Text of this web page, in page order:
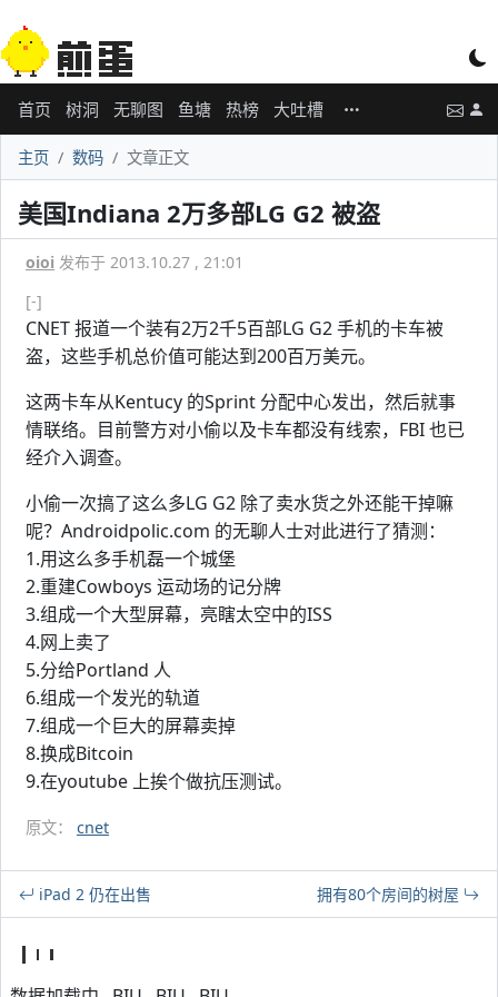
首页 树洞 无聊图 鱼塘 热榜 大吐槽
主页 数码 文章正文
美国Indiana 2万多部LG G2 被盗
oioi 发布于 2013.10.27 , 21:01
[-]
CNET 报道一个装有2万2千5百部LG G2 手机的卡车被
盗，这些手机总价值可能达到200百万美元。
这两卡车从Kentucy 的Sprint 分配中心发出，然后就事
情联络。目前警方对小偷以及卡车都没有线索，FBI 也已
经介入调查。
小偷一次搞了这么多LG G2 除了卖水货之外还能干掉嘛
呢？Androidpolic.com 的无聊人士对此进行了猜测：
1.用这么多手机磊一个城堡
2.重建Cowboys 运动场的记分牌
3.组成一个大型屏幕，亮瞎太空中的ISS
4.网上卖了
5.分给Portland 人
6.组成一个发光的轨道
7.组成一个巨大的屏幕卖掉
8.换成Bitcoin
9.在youtube 上挨个做抗压测试。
原文： cnet
iPad 2 仍在出售 拥有80个房间的树屋